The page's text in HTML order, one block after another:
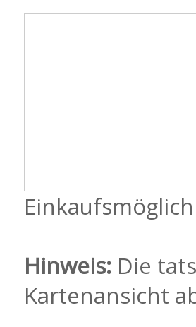
Hinweis: Die
Kartenansicht